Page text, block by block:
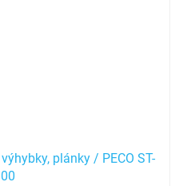
plánky / PECO ST-